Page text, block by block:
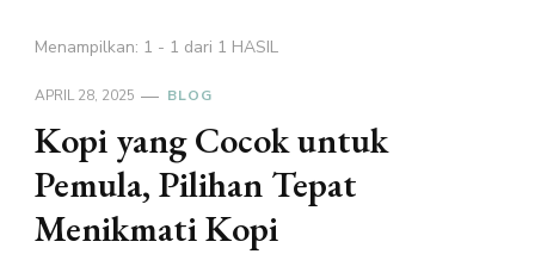
Menampilkan: 1 - 1 dari 1 HASIL
APRIL 28, 2025 BLOG
Kopi yang Cocok untuk
Pemula, Pilihan Tepat
Menikmati Kopi